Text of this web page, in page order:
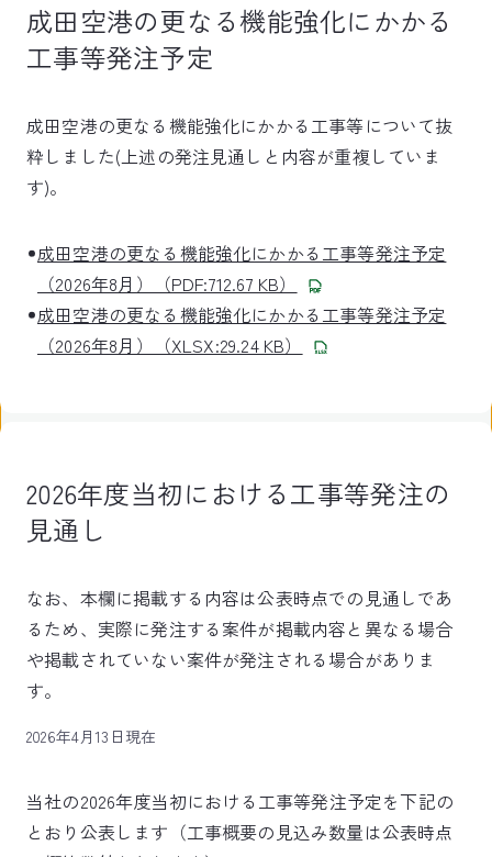
成田空港の更なる機能強化にかかる
工事等発注予定
成田空港の更なる機能強化にかかる工事等について抜
粋しました(上述の発注見通しと内容が重複していま
す)。
成田空港の更なる機能強化にかかる工事等発注予定
（2026年8月）（PDF:712.67 KB）
成田空港の更なる機能強化にかかる工事等発注予定
（2026年8月）（XLSX:29.24 KB）
2026年度当初における工事等発注の
見通し
なお、本欄に掲載する内容は公表時点での見通しであ
るため、実際に発注する案件が掲載内容と異なる場合
や掲載されていない案件が発注される場合がありま
す。
2026年4月13日現在
当社の2026年度当初における工事等発注予定を下記の
とおり公表します（工事概要の見込み数量は公表時点